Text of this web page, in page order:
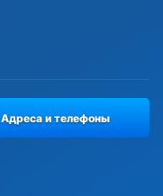
Адреса и телефоны